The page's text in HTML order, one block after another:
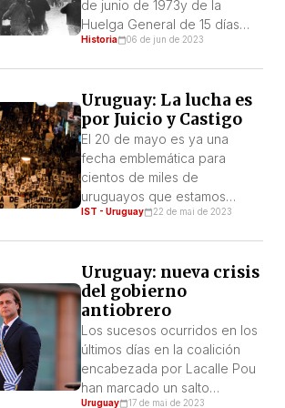
de junio de 1973y de la
Huelga General de 15 días
con la que los trabajadores
disposición la revista
publicada en ist.uy de
Izquierda Socialista de los
Trabajadores (IST) sección
uruguaya de la LIT-CI. Este
trabajo […]
Historia 06 de jun de 2023
Uruguay: La lucha es
por Juicio y Castigo
El 20 de mayo es ya una
fecha emblemática para
cientos de miles de
uruguayos que estamos
dispuestos a continuar
Humanos de ayer y también
del presente. En el marco del
Plan Cóndor, que asoló de
crueles dictaduras a nuestra
América Latina en la década
de los […]
IST - Uruguay 22 de mai de 2023
Uruguay: nueva crisis
del gobierno
antiobrero
Los sucesos ocurridos en los
últimos días en la coalición
encabezada por Lacalle Pou
han marcado un salto
Uruguay 17 de mai de 2023